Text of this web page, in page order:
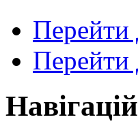
Перейти
Перейти